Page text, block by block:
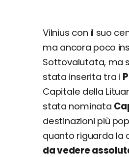
Vilnius con il suo
ma ancora poco
Sottovalutata, ma
stata inserita tra i
Capitale della
stata nominata
destinazioni più
quanto riguarda la
da vedere